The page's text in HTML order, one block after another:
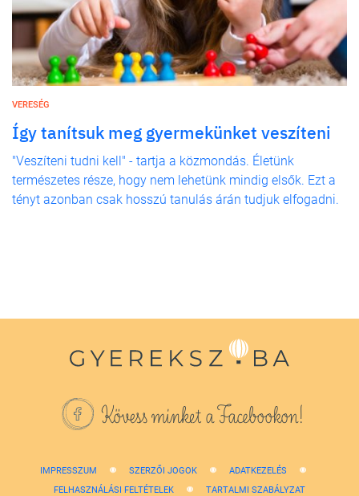
VERESÉG
Így tanítsuk meg gyermekünket veszíteni
"Veszíteni tudni kell" - tartja a közmondás. Életünk
természetes része, hogy nem lehetünk mindig elsők. Ezt a
tényt azonban csak hosszú tanulás árán tudjuk elfogadni.
Kövess minket a Facebookon!
IMPRESSZUM SZERZŐI JOGOK
ADATKEZELÉS
FELHASZNÁLÁSI FELTÉTELEK
TARTALMI SZABÁLYZAT